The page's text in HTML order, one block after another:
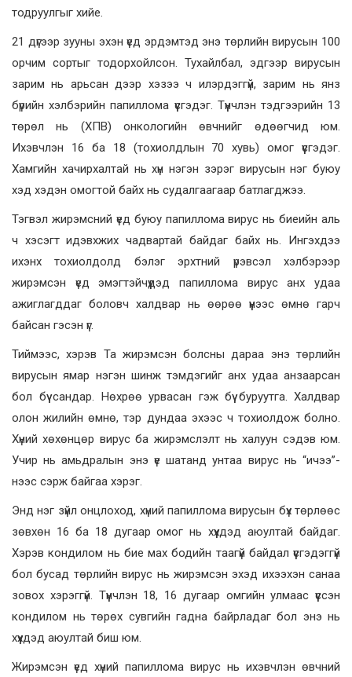
тодруулгыг хийе.
21 дүгээр зууны эхэн үед эрдэмтэд энэ төрлийн вирусын 100
орчим сортыг тодорхойлсон. Тухайлбал, эдгээр вирусын
зарим нь арьсан дээр хэзээ ч илэрдэггүй, зарим нь янз
бүрийн хэлбэрийн папиллома үүсгэдэг. Түүнчлэн тэдгээрийн 13
төрөл нь (ХПВ) онкологийн өвчнийг өдөөгчид юм.
Ихэвчлэн 16 ба 18 (тохиолдлын 70 хувь) омог үүсгэдэг.
Хамгийн хачирхалтай нь хүн нэгэн зэрэг вирусын нэг буюу
хэд хэдэн омогтой байх нь судалгаагаар батлагджээ.
Тэгвэл жирэмсний үед буюу папиллома вирус нь биеийн аль
ч хэсэгт идэвхжих чадвартай байдаг байх нь. Ингэхдээ
ихэнх тохиолдолд бэлэг эрхтний үрэвсэл хэлбэрээр
жирэмсэн үед эмэгтэйчүүдэд папиллома вирус анх удаа
ажиглагддаг боловч халдвар нь өөрөө үүнээс өмнө гарч
байсан гэсэн үг.
Тиймээс, хэрэв Та жирэмсэн болсны дараа энэ төрлийн
вирусын ямар нэгэн шинж тэмдэгийг анх удаа анзаарсан
бол бүү сандар. Нөхрөө урвасан гэж бүү буруутга. Халдвар
олон жилийн өмнө, тэр дундаа эхээс ч тохиолдож болно.
Хүний хөхөнцөр вирус ба жирэмслэлт нь халуун сэдэв юм.
Учир нь амьдралын энэ үе шатанд унтаа вирус нь “ичээ”-
нээс сэрж байгаа хэрэг.
Энд нэг зүйл онцлоход, хүний папиллома вирусын бүх төрлөөс
зөвхөн 16 ба 18 дугаар омог нь хүүхдэд аюултай байдаг.
Хэрэв кондилом нь бие мах бодийн таагүй байдал үүсгэдэггүй
бол бусад төрлийн вирус нь жирэмсэн эхэд ихээхэн санаа
зовох хэрэггүй. Түүнчлэн 18, 16 дугаар омгийн улмаас үүссэн
кондилом нь төрөх сувгийн гадна байрладаг бол энэ нь
хүүхдэд аюултай биш юм.
Жирэмсэн үед хүний ​​папиллома вирус нь ихэвчлэн өвчний